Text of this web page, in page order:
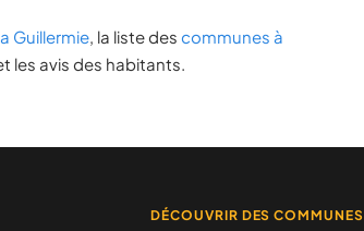
Guillermie, la liste des communes à
les avis des habitants.
DÉCOUVRIR DES COMMUNES